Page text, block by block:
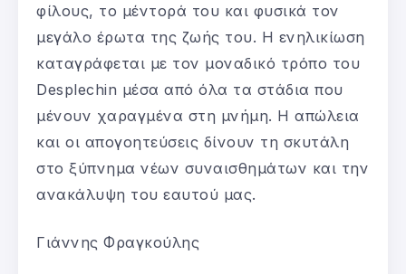
φίλους, το μέντορά του και φυσικά τον
μεγάλο έρωτα της ζωής του. Η ενηλικίωση
καταγράφεται με τον μοναδικό τρόπο του
Desplechin μέσα από όλα τα στάδια που
μένουν χαραγμένα στη μνήμη. Η απώλεια
και οι απογοητεύσεις δίνουν τη σκυτάλη
στο ξύπνημα νέων συναισθημάτων και την
ανακάλυψη του εαυτού μας.
Γιάννης Φραγκούλης